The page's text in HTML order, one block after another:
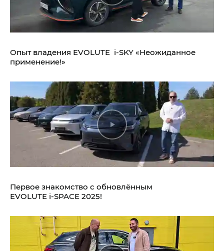
Опыт владения EVOLUTE i‑SKY «Неожиданное
применение!»
Первое знакомство с обновлённым
EVOLUTE i‑SPACE 2025!